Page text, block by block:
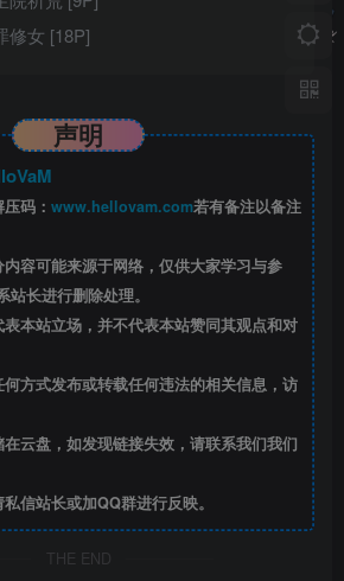
修女 [18P]
声明
码： www.hellovam.com若有备注以备注
容可能来源于网络，仅供大家学习与参
长进行删除处理。
本站立场，并不代表本站赞同其观点和对
方式发布或转载任何违法的相关信息，访
云盘，如发现链接失效，请联系我们我们
信站长或加QQ群进行反映。
THE END